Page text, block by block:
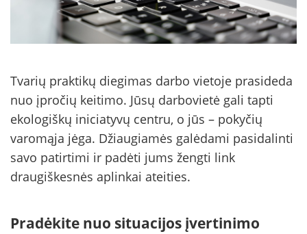
Tvarių praktikų diegimas darbo vietoje prasideda
nuo įpročių keitimo. Jūsų darbovietė gali tapti
ekologiškų iniciatyvų centru, o jūs – pokyčių
varomąja jėga. Džiaugiamės galėdami pasidalinti
savo patirtimi ir padėti jums žengti link
draugiškesnės aplinkai ateities.
Pradėkite nuo situacijos įvertinimo